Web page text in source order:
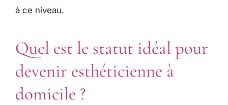
à ce niveau.
Quel est le statut idéal pour
devenir esthéticienne à
domicile ?